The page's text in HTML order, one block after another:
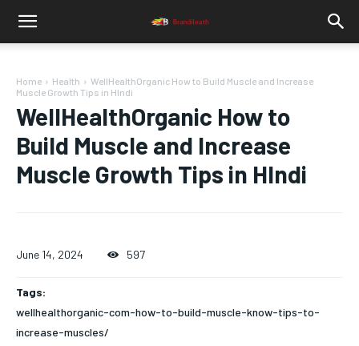
Home Health
WellHealthOrganic How to Build Muscle and Increase
Muscle Growth Tips in HIndi
WellHealthOrganic How to
Build Muscle and Increase
Muscle Growth Tips in HIndi
June 14, 2024 597
Tags:
wellhealthorganic-com-how-to-build-muscle-know-tips-to-
increase-muscles/